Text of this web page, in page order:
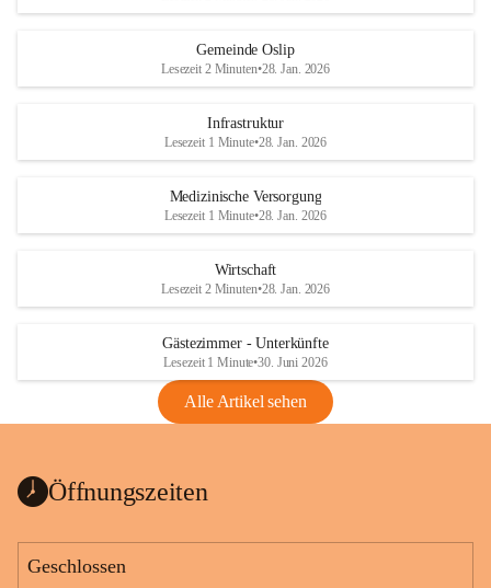
Gemeinde Oslip
Lesezeit 2 Minuten•28. Jan. 2026
Infrastruktur
Lesezeit 1 Minute•28. Jan. 2026
Medizinische Versorgung
Lesezeit 1 Minute•28. Jan. 2026
Wirtschaft
Lesezeit 2 Minuten•28. Jan. 2026
Gästezimmer - Unterkünfte
Lesezeit 1 Minute•30. Juni 2026
Alle Artikel sehen
Öffnungszeiten
Geschlossen